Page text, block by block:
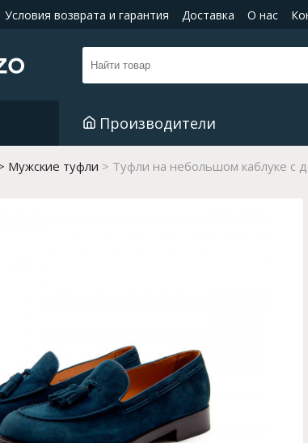
Условия возврата и гарантия Доставка О нас
Производители
Мужские туфли Туфли на небольшом каблуке с